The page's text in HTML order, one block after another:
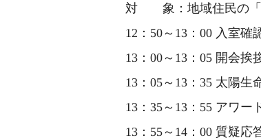
対 象：地域住民の「
12：50～13：00 入室確
13：00～13：05 開会
13：05～13：35 太陽
13：35～13：55 アワー
13：55～14：00 質疑応